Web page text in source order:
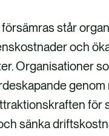
står
och
Organisationer
för
sänka